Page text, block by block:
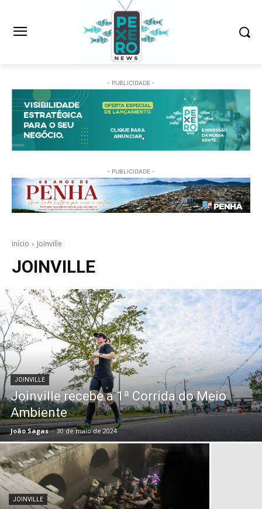
- PUBLICIDADE -
- PUBLICIDADE -
Início Joinville
JOINVILLE
JOINVILLE
Joinville recebe a 1ª Corrida do Meio
Ambiente
João Sagas - 30 de maio de 2024
JOINVILLE